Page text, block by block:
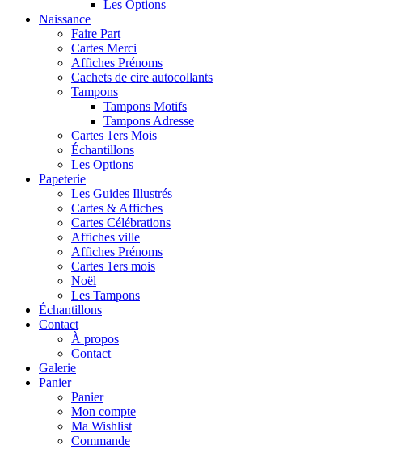
Les Options
Naissance
Faire Part
Cartes Merci
Affiches Prénoms
Cachets de cire autocollants
Tampons
Tampons Motifs
Tampons Adresse
Cartes 1ers Mois
Échantillons
Les Options
Papeterie
Les Guides Illustrés
Cartes & Affiches
Cartes Célébrations
Affiches ville
Affiches Prénoms
Cartes 1ers mois
Noël
Les Tampons
Échantillons
Contact
À propos
Contact
Galerie
Panier
Panier
Mon compte
Ma Wishlist
Commande